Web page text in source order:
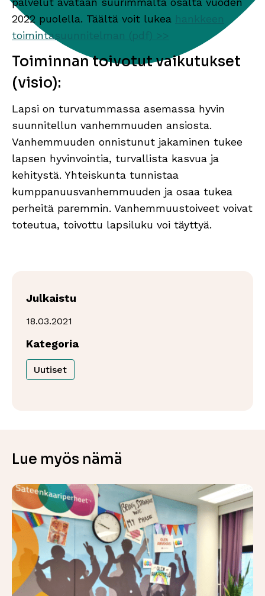
Julkaistu
18.03.2021
Kategoria
Uutiset
2022 puolella. Täältä voit lukea hankkeen
toimintasuunnitelman (pdf) >>
Toiminnan toivotut vaikutukset
(visio):
Lapsi on turvatummassa asemassa hyvin
suunnitellun vanhemmuuden ansiosta.
Vanhemmuuden onnistunut jakaminen tukee
lapsen hyvinvointia, turvallista kasvua ja
kehitystä. Yhteiskunta tunnistaa
kumppanuusvanhemmuuden ja osaa tukea
perheitä paremmin. Vanhemmuustoiveet voivat
toteutua, toivottu lapsiluku voi täyttyä.
Lue myös nämä